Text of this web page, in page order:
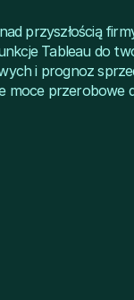
przyszłością
Tableau do
i prognoz
moce przerobowe